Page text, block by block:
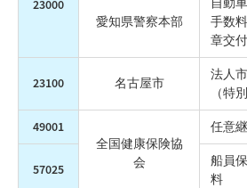
23000
愛知県警察本部
手数
章交
23100 名古屋市
法人
（特
49001
全国健康保険協
会
任意
57025
船員
料